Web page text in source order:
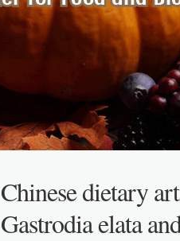
Chinese dietary
Gastrodia elata